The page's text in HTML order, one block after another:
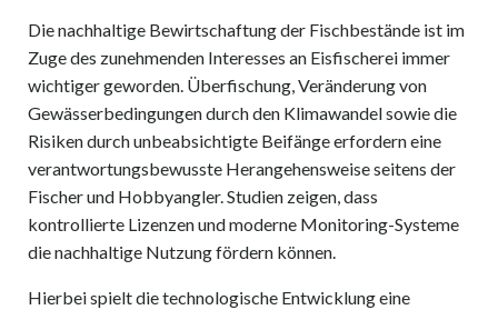
Die nachhaltige Bewirtschaftung der Fischbestände ist im
Zuge des zunehmenden Interesses an Eisfischerei immer
wichtiger geworden. Überfischung, Veränderung von
Gewässerbedingungen durch den Klimawandel sowie die
Risiken durch unbeabsichtigte Beifänge erfordern eine
verantwortungsbewusste Herangehensweise seitens der
Fischer und Hobbyangler. Studien zeigen, dass
kontrollierte Lizenzen und moderne Monitoring-Systeme
die nachhaltige Nutzung fördern können.
Hierbei spielt die technologische Entwicklung eine